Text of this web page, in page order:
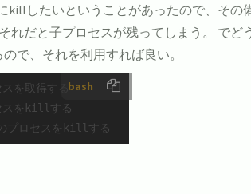
したいということがあったので、そ
だと子プロセスが残ってしまう。 で
で、それを利用すれば良い。
bash
を取得する
スをkillする
プロセスをkillする